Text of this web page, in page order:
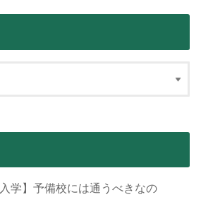
入学】予備校には通うべきなの